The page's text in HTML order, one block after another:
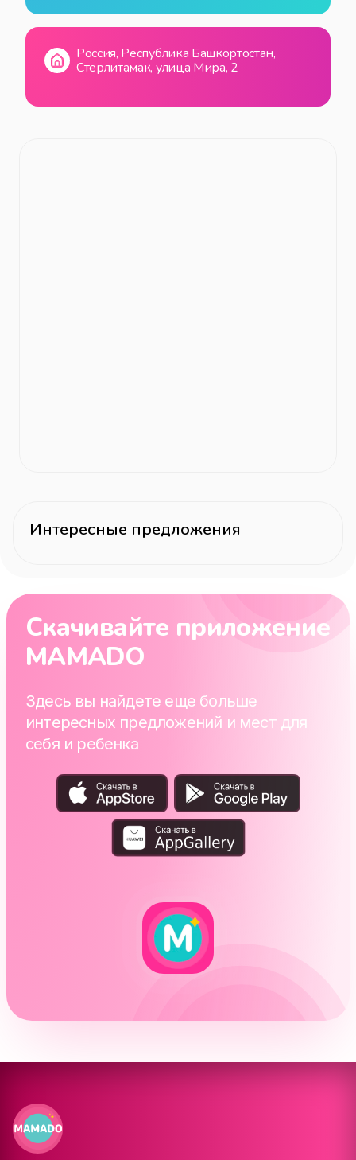
Россия, Республика Башкортостан,
Стерлитамак, улица Мира, 2
Интересные предложения
Скачивайте приложение
MAMADO
Здесь вы найдете еще больше
интересных предложений и мест для
себя и ребенка